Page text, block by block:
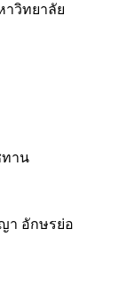
าวิทยาลัย
ทาน
า อักษรย่อ